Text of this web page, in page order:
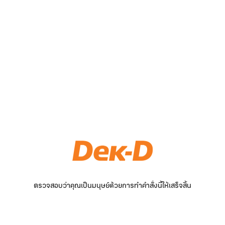
ตรวจสอบว่าคุณเป็นมนุษย์ด้วยการทำคำสั่งนี้ให้เสร็จสิ้น